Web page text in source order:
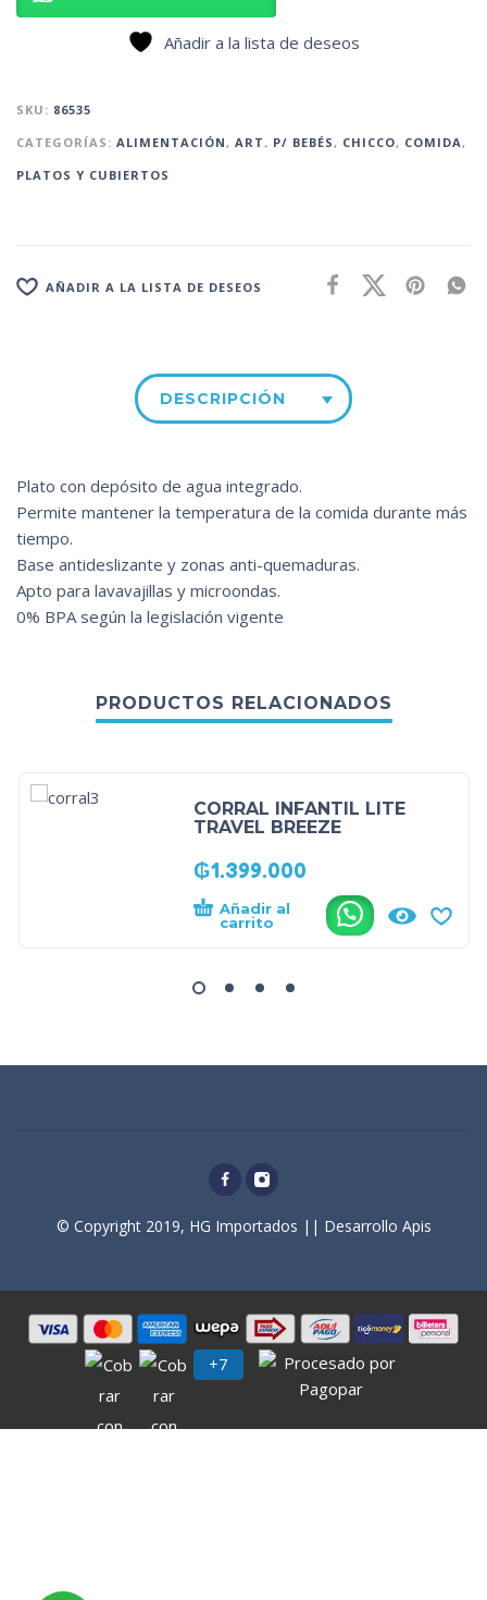
Añadir a la lista de deseos
SKU: 86535
CATEGORÍAS: ALIMENTACIÓN, ART. P/ BEBÉS, CHICCO, COMIDA,
PLATOS Y CUBIERTOS
AÑADIR A LA LISTA DE DESEOS
DESCRIPCIÓN
Plato con depósito de agua integrado.
Permite mantener la temperatura de la comida durante más
tiempo.
Base antideslizante y zonas anti-quemaduras.
Apto para lavavajillas y microondas.
0% BPA según la legislación vigente
PRODUCTOS RELACIONADOS
CORRAL INFANTIL LITE
TRAVEL BREEZE
₲1.399.000
Añadir al
carrito
.
© Copyright 2019, HG Importados || Desarrollo Apis